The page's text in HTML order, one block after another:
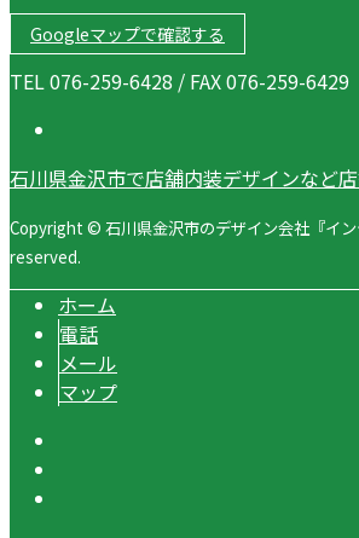
Googleマップで確認する
TEL 076-259-6428 / FAX 076-259-6429
石川県金沢市で店舗内装デザインなど
Copyright © 石川県金沢市のデザイン会社『イ
reserved.
ホーム
電話
メール
マップ